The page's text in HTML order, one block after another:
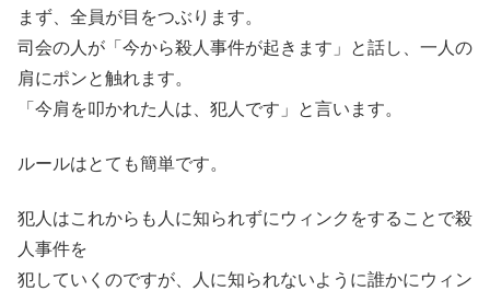
まず、全員が目をつぶります。
司会の人が「今から殺人事件が起きます」と話し、一人の
肩にポンと触れます。
「今肩を叩かれた人は、犯人です」と言います。
ルールはとても簡単です。
犯人はこれからも人に知られずにウィンクをすることで殺
人事件を
犯していくのですが、人に知られないように誰かにウィン